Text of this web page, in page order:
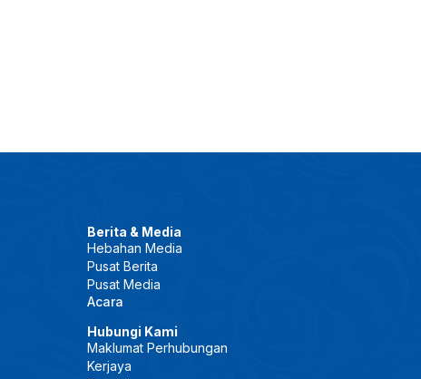
Berita & Media
Hebahan Media
Pusat Berita
Pusat Media
Acara
Hubungi Kami
Maklumat Perhubungan
Kerjaya